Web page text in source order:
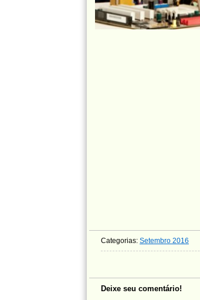
Categorias: Setembro 2016
Deixe seu comentário!